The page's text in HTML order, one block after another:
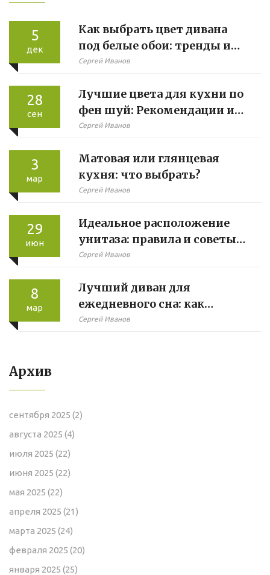
5
дек
Как выбрать цвет дивана
под белые обои: тренды и
советы
Сергей Иванов
28
сен
Лучшие цвета для кухни по
фен шуй: Рекомендации и
советы
Сергей Иванов
3
мар
Матовая или глянцевая
кухня: что выбрать?
Сергей Иванов
29
июн
Идеальное расположение
унитаза: правила и советы
для вашего туалета
Сергей Иванов
8
мар
Лучший диван для
ежедневного сна: как
выбрать?
Сергей Иванов
Архив
сентября 2025 (2)
августа 2025 (4)
июля 2025 (22)
июня 2025 (22)
мая 2025 (22)
апреля 2025 (21)
марта 2025 (24)
февраля 2025 (20)
января 2025 (25)